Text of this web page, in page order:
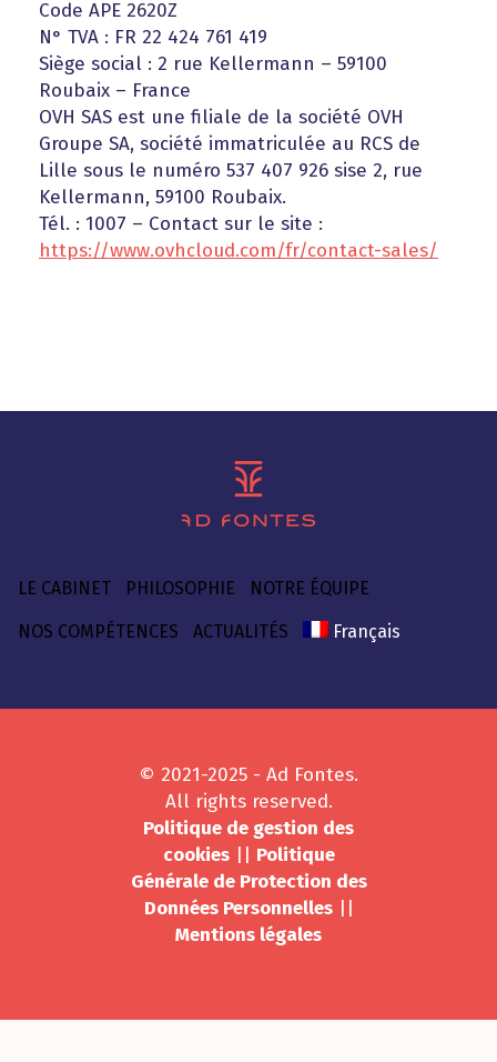
Code APE 2620Z
N° TVA : FR 22 424 761 419
Siège social : 2 rue Kellermann – 59100
Roubaix – France
OVH SAS est une filiale de la société OVH
Groupe SA, société immatriculée au RCS de
Lille sous le numéro 537 407 926 sise 2, rue
Kellermann, 59100 Roubaix.
Tél. : 1007 – Contact sur le site :
https://www.ovhcloud.com/fr/contact-sales/
LE CABINET PHILOSOPHIE NOTRE ÉQUIPE
NOS COMPÉTENCES ACTUALITÉS Français
© 2021-2025 - Ad Fontes.
All rights reserved.
Politique de gestion des
cookies|| Politique
Générale de Protection des
Données Personnelles||
Mentions légales